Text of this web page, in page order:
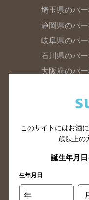
埼玉県のバ
静岡県のバ
岐阜県のバ
石川県のバ
大阪府のバ
滋賀県のバー
山口県のバ
香川県のバ
高知県のバー
長崎県のバー
このサイトにはお酒
歳以上の
誕生年月日
生年月日
年